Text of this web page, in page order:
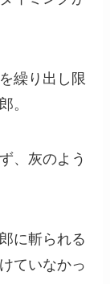
繰り出し限
。
、灰のよう
に斬られる
ていなかっ